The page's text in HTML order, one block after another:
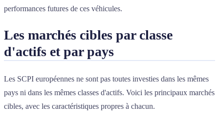
performances futures de ces véhicules.
Les marchés cibles par classe
d'actifs et par pays
Les SCPI européennes ne sont pas toutes investies dans les mêmes
pays ni dans les mêmes classes d'actifs. Voici les principaux marchés
cibles, avec les caractéristiques propres à chacun.